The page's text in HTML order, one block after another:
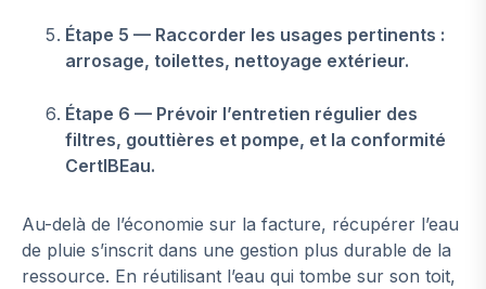
Étape 5 — Raccorder les usages pertinents :
arrosage, toilettes, nettoyage extérieur.
Étape 6 — Prévoir l’entretien régulier des
filtres, gouttières et pompe, et la conformité
CertIBEau.
Au-delà de l’économie sur la facture, récupérer l’eau
de pluie s’inscrit dans une gestion plus durable de la
ressource. En réutilisant l’eau qui tombe sur son toit,